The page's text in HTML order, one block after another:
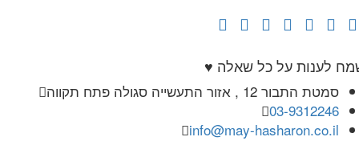
לענות על כל שאלה ♥
סמטת התבור 12 , אזור התעשייה סגולה פתח תקווה
03-9312246
info@may-hasharon.co.il